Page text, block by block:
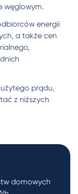
węglowym.
energii
a także cen
prądu,
z niższych
domowych